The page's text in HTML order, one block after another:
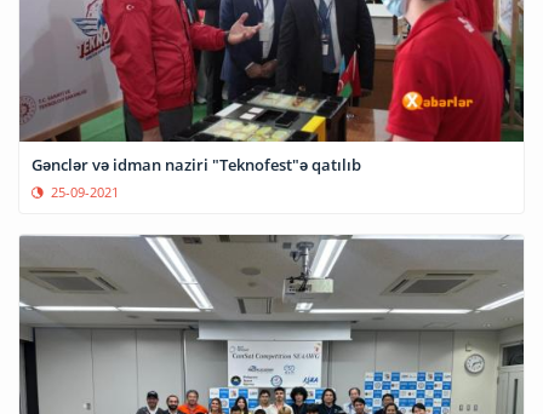
Gənclər və idman naziri "Teknofest"ə qatılıb
25-09-2021